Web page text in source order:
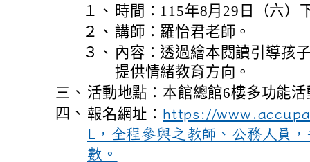
１、 時間：115年8月29日（六）
２、 講師：羅怡君老師。
３、 內容：透過繪本閱讀引導孩
提供情緒教育方向。
三、 活動地點：本館總館6樓多功能
四、 報名網址： https://
L，全程參與之教師、公務人員
數。